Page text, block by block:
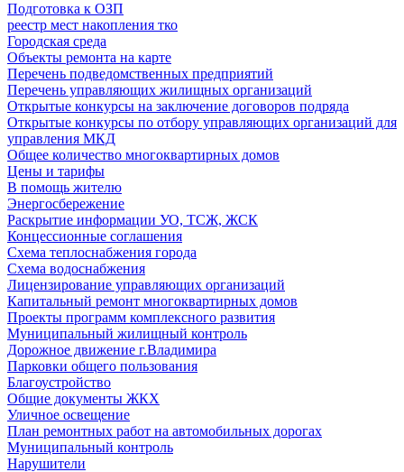
Подготовка к ОЗП
реестр мест накопления тко
Городская среда
Объекты ремонта на карте
Перечень подведомственных предприятий
Перечень управляющих жилищных организаций
Открытые конкурсы на заключение договоров подряда
Открытые конкурсы по отбору управляющих организаций для
управления МКД
Общее количество многоквартирных домов
Цены и тарифы
В помощь жителю
Энергосбережение
Раскрытие информации УО, ТСЖ, ЖСК
Концессионные соглашения
Схема теплоснабжения города
Схема водоснабжения
Лицензирование управляющих организаций
Капитальный ремонт многоквартирных домов
Проекты программ комплексного развития
Муниципальный жилищный контроль
Дорожное движение г.Владимира
Парковки общего пользования
Благоустройство
Общие документы ЖКХ
Уличное освещение
План ремонтных работ на автомобильных дорогах
Муниципальный контроль
Нарушители